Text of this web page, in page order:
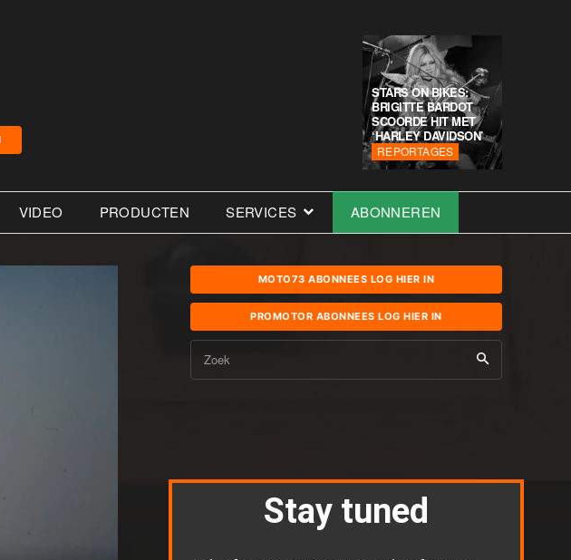
STARS ON BIKES:
BRIGITTE BARDOT
SCOORDE HIT MET
‘HARLEY DAVIDSON’
REPORTAGES
VIDEO PRODUCTEN SERVICES ABONNEREN
MOTO73 ABONNEES LOG HIER IN
PROMOTOR ABONNEES LOG HIER IN
Zoek
Stay tuned